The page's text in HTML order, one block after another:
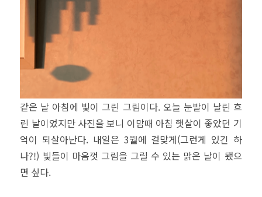
같은 날 아침에 빛이 그린 그림이다. 오늘 눈발이 날린 흐
린 날이었지만 사진을 보니 이맘때 아침 햇살이 좋았던 기
억이 되살아난다. 내일은 3월에 걸맞게(그런게 있긴 하
나?!) 빛들이 마음껏 그림을 그릴 수 있는 맑은 날이 됐으
면 싶다.